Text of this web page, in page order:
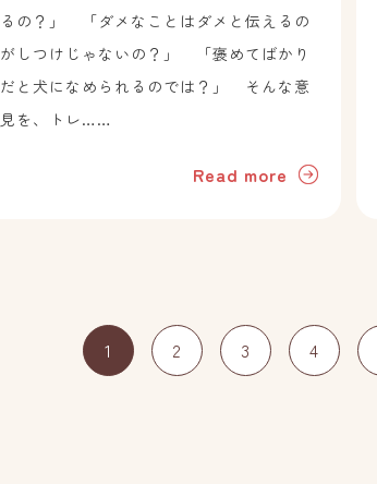
るの？」 「ダメなことはダメと伝えるの
がしつけじゃないの？」 「褒めてばかり
だと犬になめられるのでは？」 そんな意
見を、トレ……
Read more
1 2 3 4